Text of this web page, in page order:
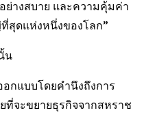
างสบาย และความคุ้มค่า
สุดแห่งหนึ่งของโลก”
น
กแบบโดยคำนึงถึงการ
ที่จะขยายธุรกิจจากสหราช